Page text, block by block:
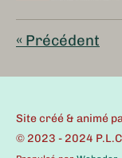
« Précédent
Site créé & animé
© 2023 - 2024